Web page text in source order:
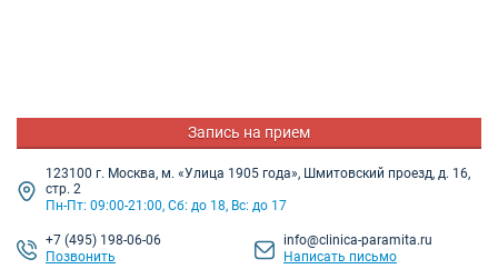
Запись на прием
123100 г. Москва, м. «Улица 1905 года», Шмитовский проезд, д. 16,
стр. 2
Пн-Пт: 09:00-21:00, Сб: до 18, Вс: до 17
+7 (495) 198-06-06
Позвонить
info@clinica-paramita.ru
Написать письмо